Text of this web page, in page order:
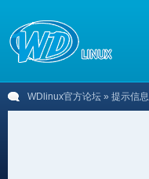
WDlinux官方论坛 » 提示信息